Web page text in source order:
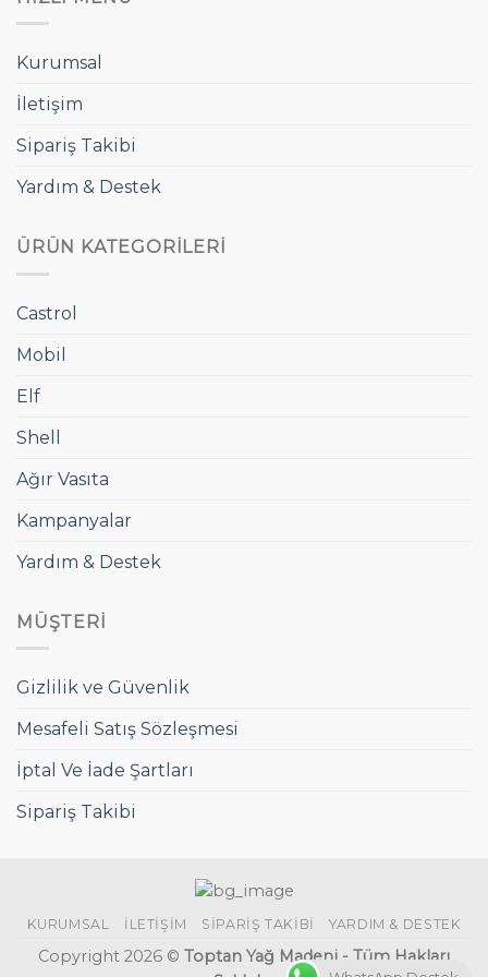
Kurumsal
İletişim
Sipariş Takibi
Yardım & Destek
ÜRÜN KATEGORILERI
Castrol
Mobil
Elf
Shell
Ağır Vasıta
Kampanyalar
Yardım & Destek
MÜŞTERI
Gizlilik ve Güvenlik
Mesafeli Satış Sözleşmesi
İptal Ve İade Şartları
Sipariş Takibi
KURUMSAL İLETIŞIM SIPARIŞ TAKIBI YARDIM & DESTEK
Copyright 2026 © Toptan Yağ Madeni - Tüm Hakları